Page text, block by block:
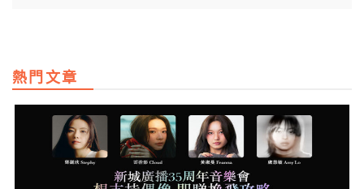
熱門文章